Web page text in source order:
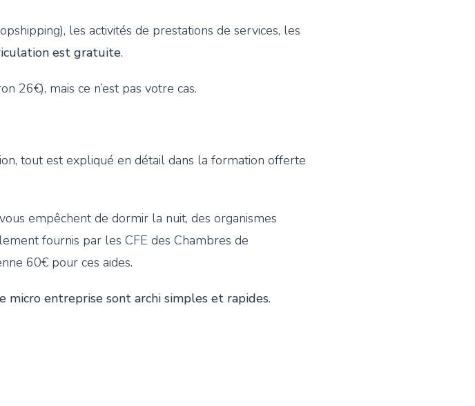
les activités de prestations de services, les
est gratuite.
26€), mais ce n’est pas votre cas.
tout est expliqué en détail dans la formation offerte
empêchent de dormir la nuit, des organismes
fournis par les CFE des Chambres de
60€ pour ces aides.
micro entreprise sont archi simples et rapides.